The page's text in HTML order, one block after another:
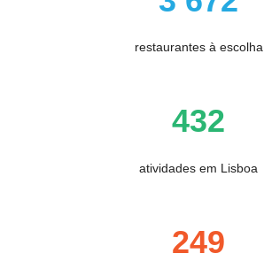
restaurantes à escolha
432
atividades em Lisboa
249